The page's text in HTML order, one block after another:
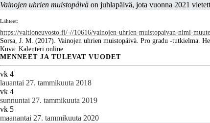
Vainojen uhrien muistopäivä on juhlapäivä, jota vuonna 2021
Lähteet:
https://valtioneuvosto.fi/-//10616/vainojen-uhrien-muistopaivan-nimi-
Sorsa, J. M. (2017). Vainojen uhrien muistopäivä. Pro gradu -tutkielma.
Kuva: Kalenteri.online
MENNEET JA TULEVAT VUODET
vk 4
lauantai 27. tammikuuta 2018
vk 4
sunnuntai 27. tammikuuta 2019
vk 5
maanantai 27. tammikuuta 2020